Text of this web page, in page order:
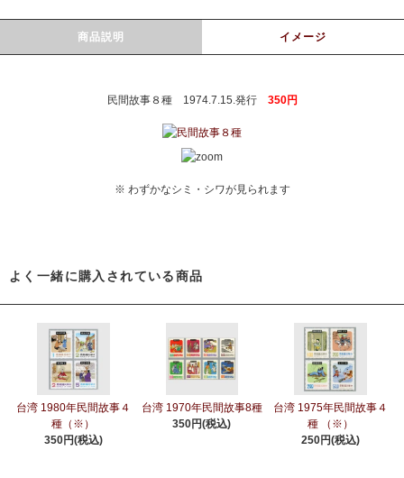
商品説明 イメージ
民間故事８種 1974.7.15.発行 350円
※ わずかなシミ・シワが見られます
よく一緒に購入されている商品
台湾 1980年民間故事４
種（※）
350円(税込)
台湾 1970年民間故事8種
350円(税込)
台湾 1975年民間故事４
種 （※）
250円(税込)